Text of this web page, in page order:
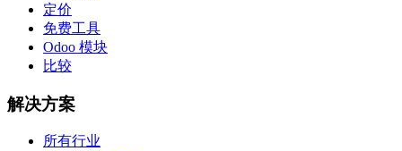
定价
免费工具
Odoo 模块
比较
解决方案
所有行业